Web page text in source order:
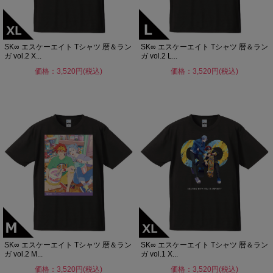
SK∞ エスケーエイト Tシャツ 暦＆ラン
ガ vol.2 X...
価格：3,520円(税込)
SK∞ エスケーエイト Tシャツ 暦＆ラン
ガ vol.2 L...
価格：3,520円(税込)
SK∞ エスケーエイト Tシャツ 暦＆ラン
ガ vol.2 M...
価格：3,520円(税込)
SK∞ エスケーエイト Tシャツ 暦＆ラン
ガ vol.1 X...
価格：3,520円(税込)